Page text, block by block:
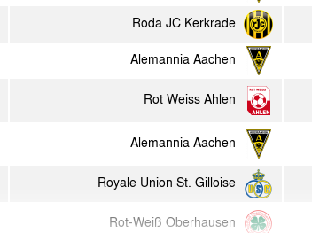
Roda JC Kerkrade
Alemannia Aachen
Rot Weiss Ahlen
Alemannia Aachen
Royale Union St. Gilloise
Rot-Weiß Oberhausen